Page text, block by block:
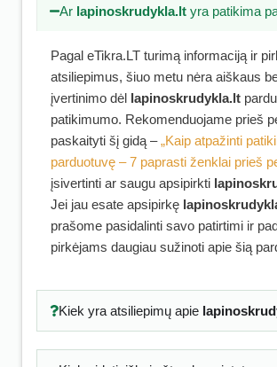
Ar lapinoskrudykla.lt yra patikima
Pagal eTikra.LT turimą informaciją ir
atsiliepimus, šiuo metu nėra aiškaus
įvertinimo dėl lapinoskrudykla.lt
patikimumo. Rekomenduojame prieš
paskaityti šį gidą –„Kaip atpažinti
parduotuvę – 7 paprasti ženklai prieš
įsivertinti ar saugu apsipirkti
Jei jau esate apsipirkę
prašome pasidalinti savo patirtimi ir
pirkėjams daugiau sužinoti apie šią
Kiek yra atsiliepimų apie